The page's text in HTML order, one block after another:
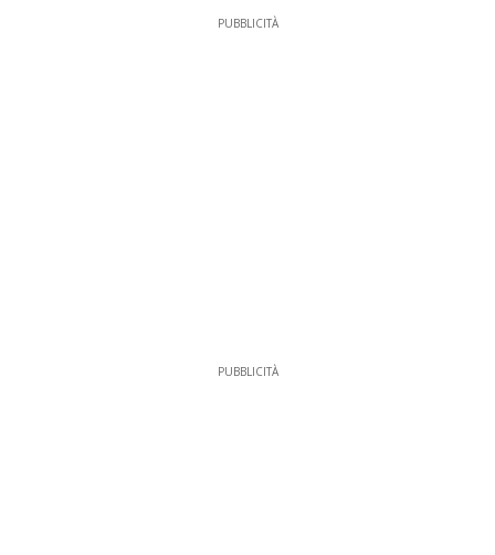
PUBBLICITÀ
PUBBLICITÀ